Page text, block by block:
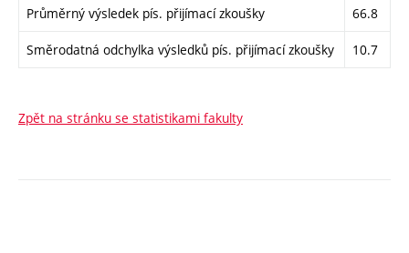
Průměrný výsledek pís. přijímací zkoušky 66.8
Směrodatná odchylka výsledků pís. přijímací zkoušky 10.7
Zpět na stránku se statistikami fakulty